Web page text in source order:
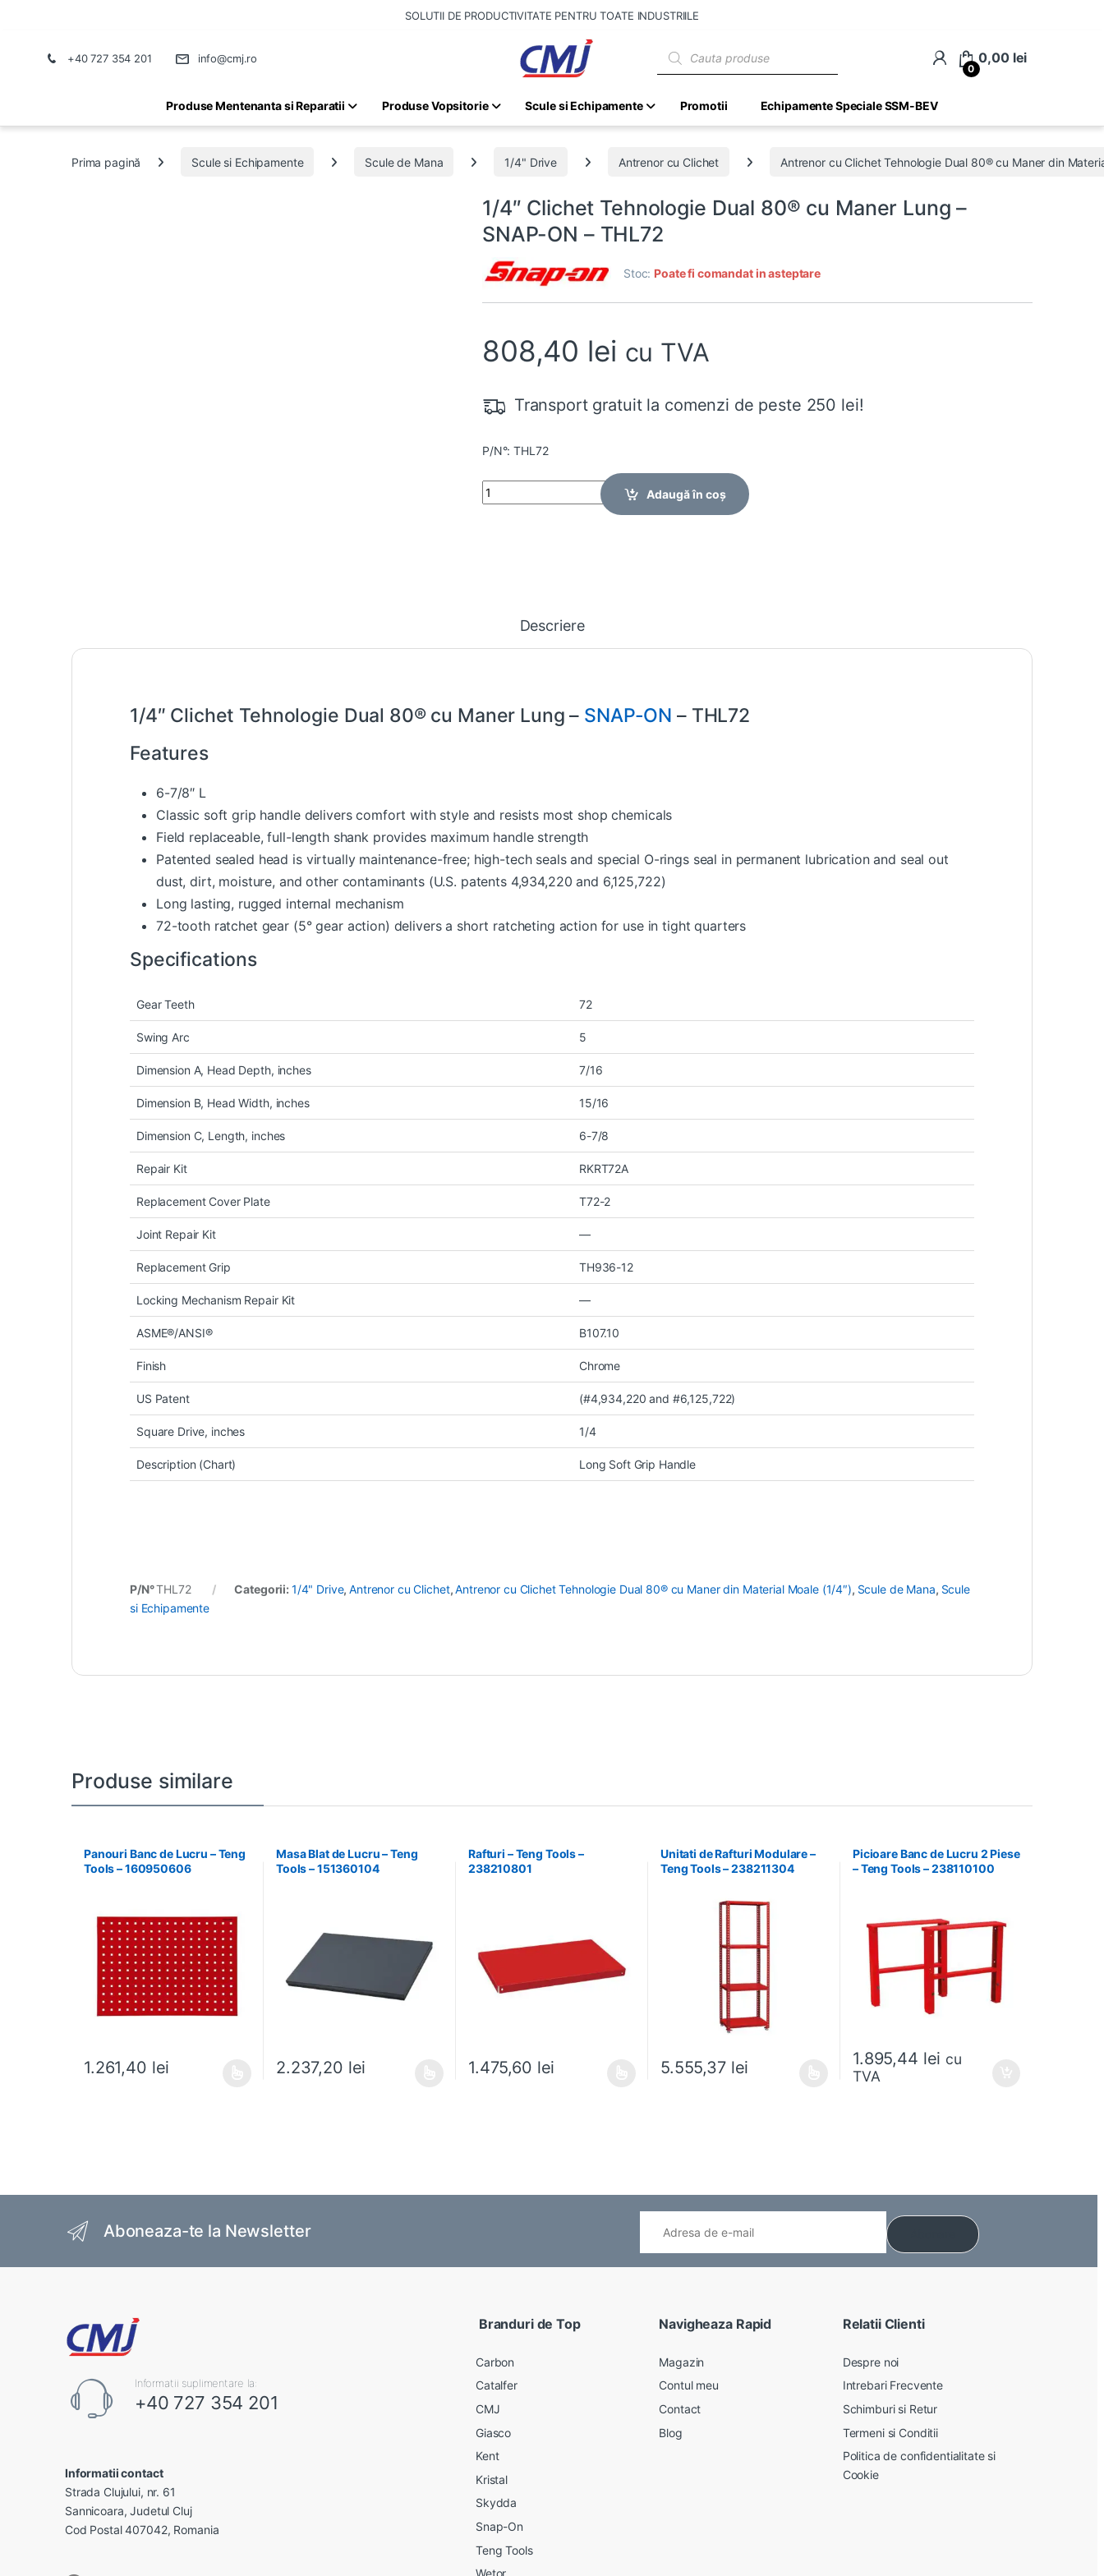
SOLUTII DE PRODUCTIVITATE PENTRU TOATE INDUSTRIILE
+40 727 354 201 info@cmj.ro
0
0,00 lei
Produse Mentenanta si Reparatii Produse Vopsitorie Scule si Echipamente Promotii Echipamente Speciale SSM-BEV
Prima pagină Scule si Echipamente Scule de Mana 1/4" Drive Antrenor cu Clichet Antrenor cu Clichet Tehnologie Dual 80® cu Maner din
1/4″ Clichet Tehnologie Dual 80® cu Maner Lung –
SNAP-ON – THL72
Stoc: Poate fi comandat in asteptare
808,40 lei cu TVA
Transport gratuit la comenzi de peste 250 lei!
P/N°: THL72
Quantity
Adaugă în coș
Descriere
1/4″ Clichet Tehnologie Dual 80® cu Maner Lung – SNAP-ON – THL72
Features
6-7/8″ L
Classic soft grip handle delivers comfort with style and resists most shop chemicals
Field replaceable, full-length shank provides maximum handle strength
Patented sealed head is virtually maintenance-free; high-tech seals and special O-rings seal in permanent lubrication and seal out
dust, dirt, moisture, and other contaminants (U.S. patents 4,934,220 and 6,125,722)
Long lasting, rugged internal mechanism
72-tooth ratchet gear (5° gear action) delivers a short ratcheting action for use in tight quarters
Specifications
Gear Teeth 72
Swing Arc 5
Dimension A, Head Depth, inches 7/16
Dimension B, Head Width, inches 15/16
Dimension C, Length, inches 6-7/8
Repair Kit RKRT72A
Replacement Cover Plate T72-2
Joint Repair Kit —
Replacement Grip TH936-12
Locking Mechanism Repair Kit —
ASME®/ANSI® B107.10
Finish Chrome
US Patent (#4,934,220 and #6,125,722)
Square Drive, inches 1/4
Description (Chart) Long Soft Grip Handle
P/N°THL72 Categorii: 1/4" Drive,Antrenor cu Clichet,Antrenor cu Clichet Tehnologie Dual 80® cu Maner din Material Moale (1/4″), Scule de Mana, Scule
si Echipamente
Produse similare
Panouri Banc de Lucru – Teng
Tools – 160950606
1.261,40 lei
Masa Blat de Lucru – Teng
Tools – 151360104
2.237,20 lei
Rafturi – Teng Tools –
238210801
1.475,60 lei
Acest produs are mai multe variații. Opțiunile pot fi alese în pagina produsului.
Unitati de Rafturi Modulare –
Teng Tools – 238211304
5.555,37 lei
Acest produs are mai multe variații. Opțiunile pot fi alese în pagina produsului.
Picioare Banc de Lucru 2 Piese
– Teng Tools – 238110100
1.895,44 lei cu
TVA
Aboneaza-te la Newsletter
Informatii suplimentare la:
+40 727 354 201
Informatii contact
Strada Clujului, nr. 61
Sannicoara, Judetul Cluj
Cod Postal 407042, Romania
Branduri de Top
Carbon
Catalfer
CMJ
Giasco
Kent
Kristal
Skydda
Snap-On
Teng Tools
Navigheaza Rapid
Magazin
Contul meu
Contact
Blog
Relatii Clienti
Despre noi
Intrebari Frecvente
Schimburi si Retur
Termeni si Conditii
Politica de confidentialitate si
Cookie